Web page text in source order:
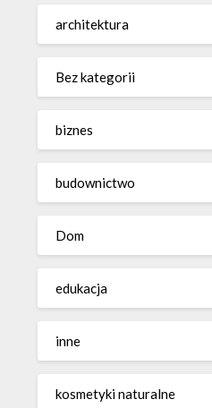
architektura
Bez kategorii
biznes
budownictwo
Dom
edukacja
inne
kosmetyki naturalne